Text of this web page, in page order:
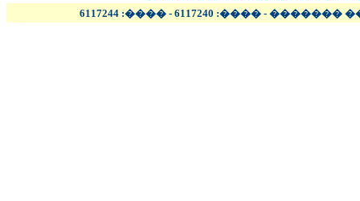
����� - ���� - ��������